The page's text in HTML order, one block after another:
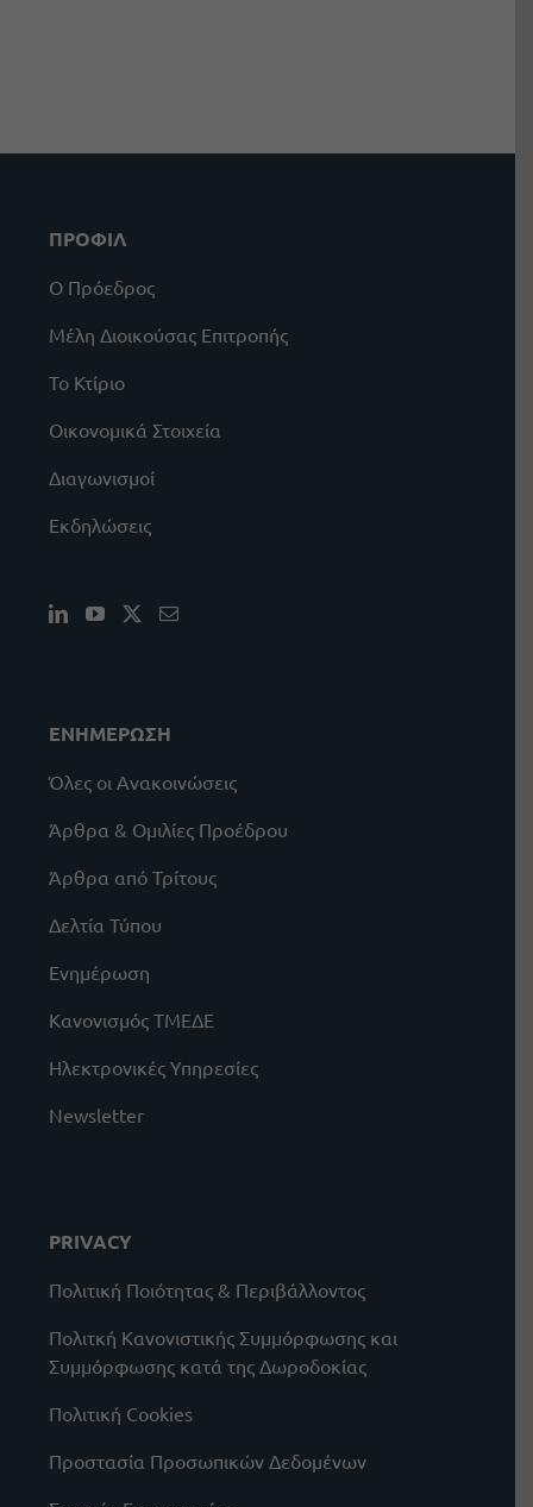
ΠΡΟΦΙΛ
Ο Πρόεδρος
Μέλη Διοικούσας Επιτροπής
Το Κτίριο
Οικονομικά Στοιχεία
Διαγωνισμοί
Εκδηλώσεις
ΕΝΗΜΕΡΩΣΗ
Όλες οι Ανακοινώσεις
Άρθρα & Ομιλίες Προέδρου
Άρθρα από Τρίτους
Δελτία Τύπου
Ενημέρωση
Κανονισμός ΤΜΕΔΕ
Ηλεκτρονικές Υπηρεσίες
Newsletter
PRIVACY
Πολιτική Ποιότητας & Περιβάλλοντος
Πολιτκή Κανονιστικής Συμμόρφωσης και
Συμμόρφωσης κατά της Δωροδοκίας
Πολιτική Cookies
Προστασία Προσωπικών Δεδομένων